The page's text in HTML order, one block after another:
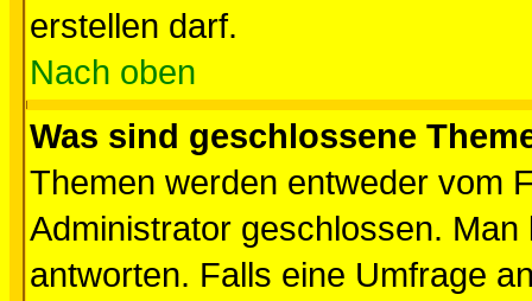
erstellen darf.
Nach oben
Was sind geschlossene
Themen werden entweder vom
Administrator geschlossen.
antworten. Falls eine Umfrage